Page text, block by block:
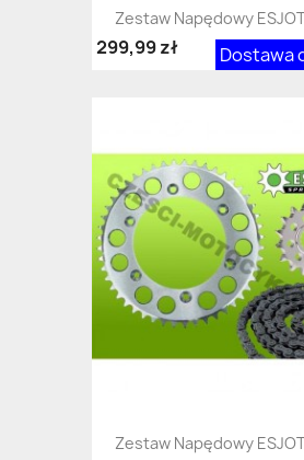
Zestaw Napędowy
Dostawa
299,99 zł
Zestaw Napędowy